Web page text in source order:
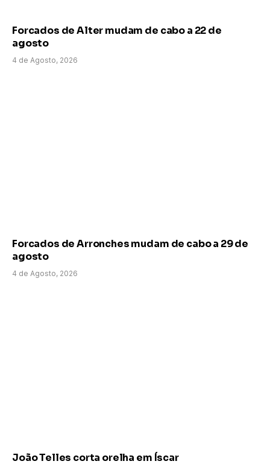
Forcados de Alter mudam de cabo a 22 de
agosto
4 de Agosto, 2026
Forcados de Arronches mudam de cabo a 29 de
agosto
4 de Agosto, 2026
João Telles corta orelha em Íscar